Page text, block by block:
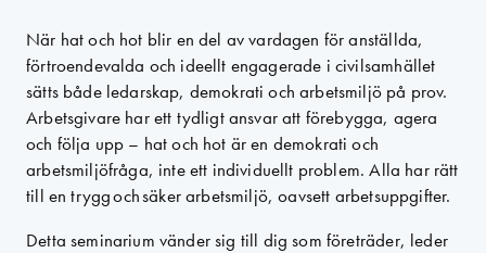
När hat och hot blir en del av vardagen för anställda,
förtroendevalda och ideellt engagerade i civilsamhället
sätts både ledarskap, demokrati och arbetsmiljö på prov.
Arbetsgivare har ett tydligt ansvar att förebygga, agera
och följa upp – hat och hot är en demokrati och
arbetsmiljöfråga, inte ett individuellt problem. Alla har rätt
till en trygg och säker arbetsmiljö, oavsett arbetsuppgifter.
Detta seminarium vänder sig till dig som företräder, leder